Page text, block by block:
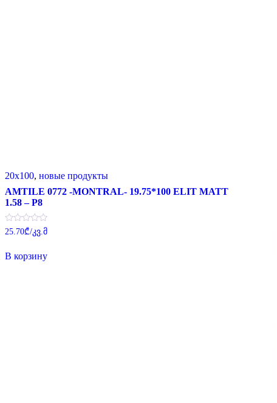
20x100, новые продукты
AMTILE 0772 -MONTRAL- 19.75*100 ELIT MATT
1.58 – P8
Оценка
0
5
25.70₾/კვ.მ
В корзину